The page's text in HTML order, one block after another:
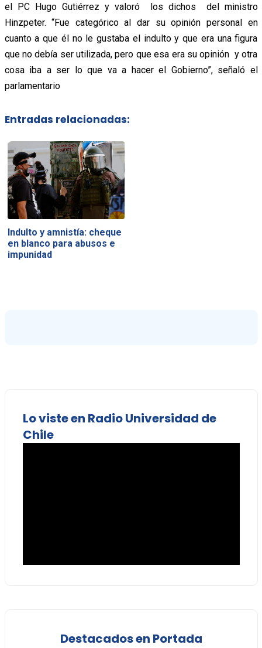
el PC Hugo Gutiérrez y valoró los dichos del ministro
Hinzpeter. “Fue categórico al dar su opinión personal en
cuanto a que él no le gustaba el indulto y que era una figura
que no debía ser utilizada, pero que esa era su opinión y otra
cosa iba a ser lo que va a hacer el Gobierno”, señaló el
parlamentario
Entradas relacionadas:
Indulto y amnistía: cheque
en blanco para abusos e
impunidad
Lo viste en Radio Universidad de
Chile
Destacados en Portada